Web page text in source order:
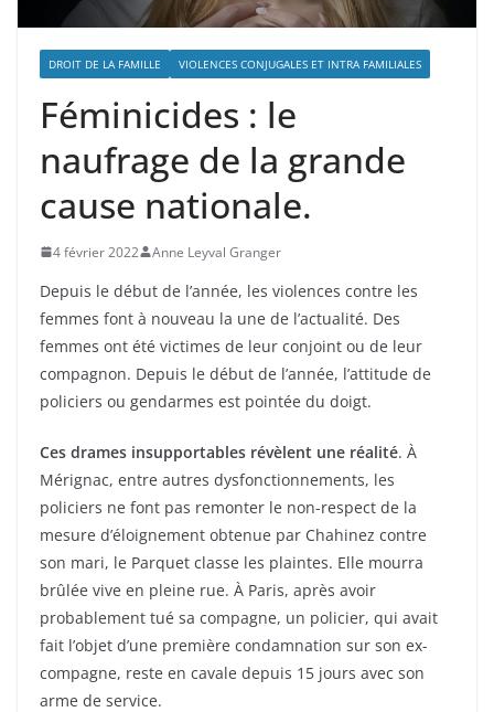
DROIT DE LA FAMILLE VIOLENCES CONJUGALES ET INTRA FAMILIALES
Féminicides : le
naufrage de la grande
cause nationale.
4 février 2022 Anne Leyval Granger
Depuis le début de l’année, les violences contre les
femmes font à nouveau la une de l’actualité. Des
femmes ont été victimes de leur conjoint ou de leur
compagnon. Depuis le début de l’année, l’attitude de
policiers ou gendarmes est pointée du doigt.
Ces drames insupportables révèlent une réalité. À
Mérignac, entre autres dysfonctionnements, les
policiers ne font pas remonter le non-respect de la
mesure d’éloignement obtenue par Chahinez contre
son mari, le Parquet classe les plaintes. Elle mourra
brûlée vive en pleine rue. À Paris, après avoir
probablement tué sa compagne, un policier, qui avait
fait l’objet d’une première condamnation sur son ex-
compagne, reste en cavale depuis 15 jours avec son
arme de service.